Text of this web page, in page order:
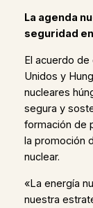
La agenda
seguridad
El acuerdo
Unidos y
nucleares
segura y
formación de
la promoción
nuclear.
«La energía
nuestra